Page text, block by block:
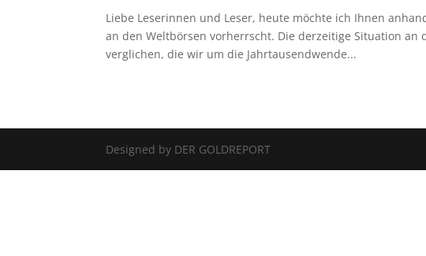
Liebe Leserinnen und Leser, heute möchte ich Ihnen
an den Weltbörsen vorherrscht. Die derzeitige Situation
verglichen, die wir um die Jahrtausendwende...
Designed by DER GOLDREPORT